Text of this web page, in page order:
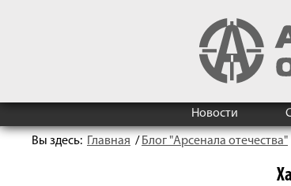
Новости
Вы здесь: Главная / Блог "Арсенала отечества"